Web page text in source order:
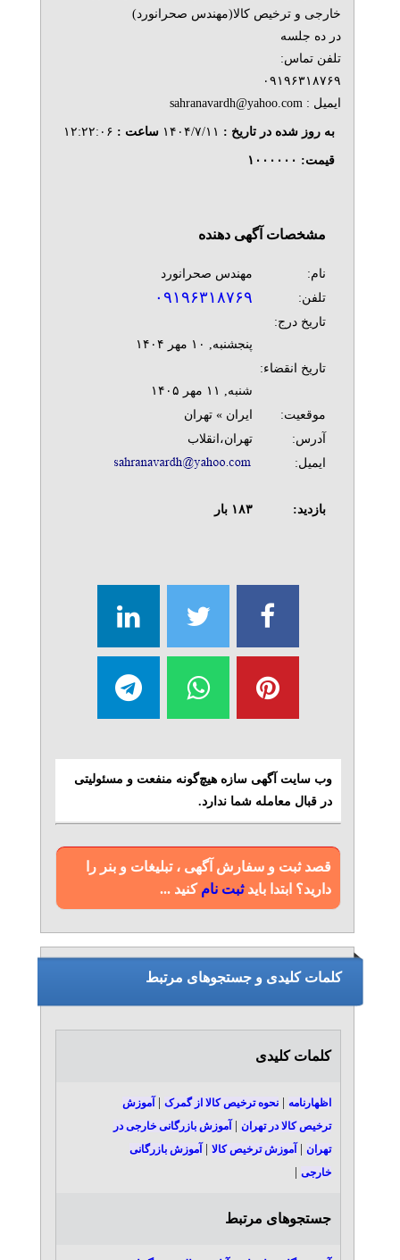
خارجی و ترخیص کالا(مهندس صحرانورد)
در ده جلسه
تلفن تماس:
۰۹۱۹۶۳۱۸۷۶۹
ایمیل : sahranavardh@yahoo.com
به روز شده در تاریخ : ۱۴۰۴/۷/۱۱ ساعت : ۱۲:۲۲:۰۶
قیمت: ۱۰۰۰۰۰۰
مشخصات آگهی دهنده
نام:
مهندس صحرانورد
تلفن:
۰۹۱۹۶۳۱۸۷۶۹
تاریخ درج:
پنجشنبه, ۱۰ مهر ۱۴۰۴
تاریخ انقضاء:
شنبه, ۱۱ مهر ۱۴۰۵
موقعیت:
ایران » تهران
آدرس:
تهران،انقلاب
ایمیل:
بازدید: ۱۸۳ بار
وب سایت آگهی سازه هیچ‌گونه منفعت و مسئولیتی
در قبال معامله شما ندارد.
قصد ثبت و سفارش آگهی ، تبلیغات و بنر را
دارید؟ ابتدا بایدثبت نام کنید ...
کلمات کلیدی و جستجوهای مرتبط
کلمات کلیدی
اظهارنامه |نحوه ترخیص کالا از گمرک |آموزش
ترخیص کالا در تهران |آموزش بازرگانی خارجی در
تهران |آموزش ترخیص کالا |آموزش بازرگانی
خارجی
جستجوهای مرتبط